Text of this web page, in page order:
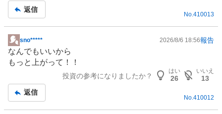
2
%
、
買
い
い
9
事
返信
No.410013
掲
示
板
sno***** 2026/8/6 18:56報告
なんでもいいから
もっと上がって！！
投資の参考になりましたか？
はい
26
いいえ
13
返信
No. 410012